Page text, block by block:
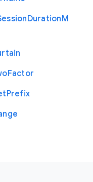
DurationM
Factor
Prefix